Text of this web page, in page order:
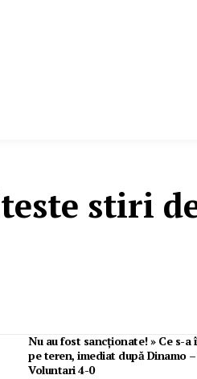
stiri
Nu au fost sancționate! » Ce s-a
pe teren, imediat după Dinamo –
Voluntari 4-0